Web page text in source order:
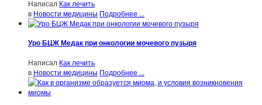
Написал Как лечить
в Новости медицины Подробнее ...
Уро БЦЖ Медак при онкологии мочевого пузыря
Написал Как лечить
в Новости медицины Подробнее ...